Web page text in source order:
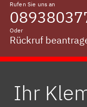
Rufen Sie uns an
Oder
Rückruf
Ihr